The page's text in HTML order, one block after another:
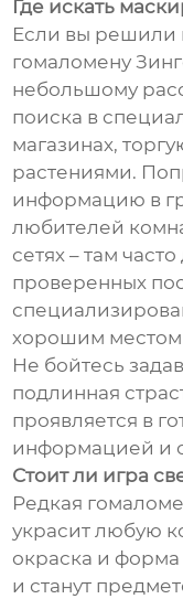
Где искать
Если вы решили
гомаломену
небольшому
поиска в
магазинах,
растениями.
информацию в
любителей
сетях – там
проверенных
хорошим местом
Не бойтесь
подлинная
проявляется в
информацией и
Стоит ли игра
Редкая
украсит любую
окраска и
и станут